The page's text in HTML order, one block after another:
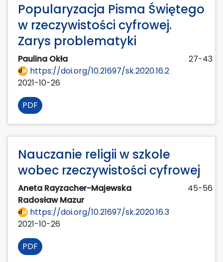
Popularyzacja Pisma Świętego
w rzeczywistości cyfrowej.
Zarys problematyki
Paulina Okła
27-43
https://doi.org/10.21697/sk.2020.16.2
2021-10-26
PDF
Nauczanie religii w szkole
wobec rzeczywistości cyfrowej
Aneta Rayzacher-Majewska
Radosław Mazur
45-56
https://doi.org/10.21697/sk.2020.16.3
2021-10-26
PDF